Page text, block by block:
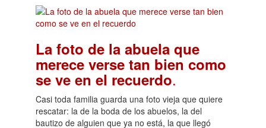
La foto de la abuela que
merece verse tan bien como
se ve en el recuerdo.
Casi toda familia guarda una foto vieja que quiere
rescatar: la de la boda de los abuelos, la del
bautizo de alguien que ya no está, la que llegó